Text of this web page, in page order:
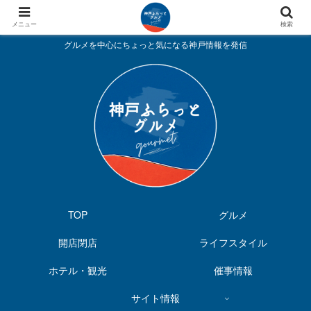
グルメを中心にちょっと気になる神戸情報を発信
TOP
グルメ
開店閉店
ライフスタイル
ホテル・観光
催事情報
サイト情報
メニュー 検索